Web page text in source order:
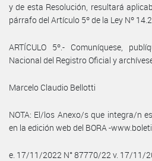
y de esta Resolución, resultará
párrafo del Artículo 5º de la Ley Nº
ARTÍCULO 5º.- Comuníquese,
Nacional del Registro Oficial y
Marcelo Claudio Bellotti
NOTA: El/los Anexo/s que integra/n
en la edición web del BORA -
e. 17/11/2022 N° 87770/22 v. 17/11/